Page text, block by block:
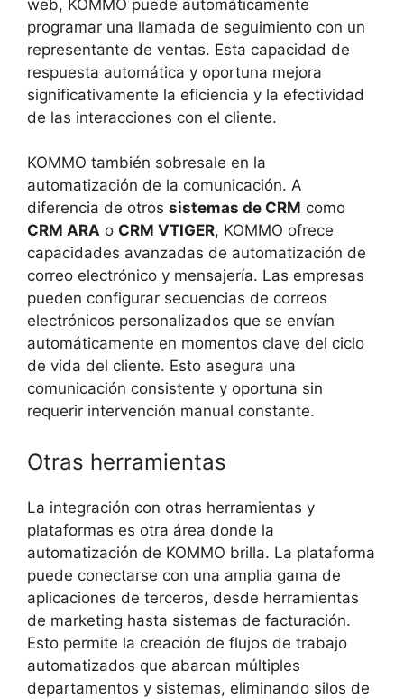
web, KOMMO puede automáticamente
programar una llamada de seguimiento con un
representante de ventas. Esta capacidad de
respuesta automática y oportuna mejora
significativamente la eficiencia y la efectividad
de las interacciones con el cliente.
KOMMO también sobresale en la
automatización de la comunicación. A
diferencia de otros sistemas de CRM como
CRM ARA o CRM VTIGER, KOMMO ofrece
capacidades avanzadas de automatización de
correo electrónico y mensajería. Las empresas
pueden configurar secuencias de correos
electrónicos personalizados que se envían
automáticamente en momentos clave del ciclo
de vida del cliente. Esto asegura una
comunicación consistente y oportuna sin
requerir intervención manual constante.
Otras herramientas
La integración con otras herramientas y
plataformas es otra área donde la
automatización de KOMMO brilla. La plataforma
puede conectarse con una amplia gama de
aplicaciones de terceros, desde herramientas
de marketing hasta sistemas de facturación.
Esto permite la creación de flujos de trabajo
automatizados que abarcan múltiples
departamentos y sistemas, eliminando silos de